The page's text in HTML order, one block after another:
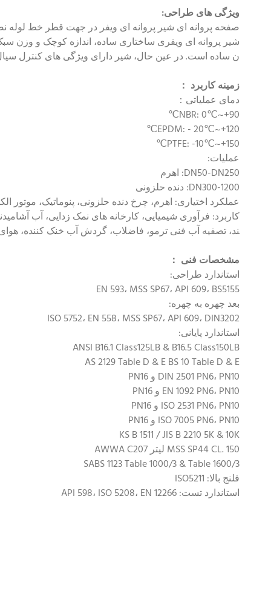
ویژگی های طراحی:
صفحه پروانه ای شیر پروانه ای ویفر در جهت قطر خط
ن ساده است. در عین حال، شیر دارای ویژگی های کنترل
زمینه کاربرد ：
دمای عملیاتی：
NBR: 0℃~+90℃
EPDM: - 20℃~+120℃
PTFE: -10℃~+150℃
عملیات:
DN50-DN250: اهرم
DN300-1200: دنده حلزونی
عملکرد اختیاری: اهرم، چرخ دنده حلزونی، پنوماتیک، موتور
ند، تصفیه آب فنی ترمو، فاضلاب، گردش آب خنک کننده،
مشخصات فنی ：
استاندارد طراحی:
EN 593، MSS SP67، API 609، BS5155
بعد چهره به چهره:
ISO 5752، EN 558، MSS SP67، API 609، DIN3202
استاندارد پایانی:
ANSI B16.1 Class125LB & B16.5 Class150LB
AS 2129 Table D & E BS 10 Table D & E
DIN 2501 PN6، PN10 و PN16
EN 1092 PN6، PN10 و PN16
ISO 2531 PN6، PN10 و PN16
ISO 7005 PN6، PN10 و PN16
KS B 1511 / JIS B 2210 5K & 10K
MSS SP44 CL. 150 لیتر AWWA C207
SABS 1123 Table 1000/3 & Table 1600/3
فلنج بالا: ISO5211
استاندارد تست: API 598، ISO 5208، EN 12266